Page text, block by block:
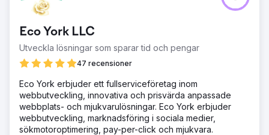
Eco York LLC
Utveckla lösningar som sparar tid och pengar
47 recensioner
Eco York erbjuder ett fullserviceföretag inom
webbutveckling, innovativa och prisvärda anpassade
webbplats- och mjukvarulösningar. Eco York erbjuder
webbutveckling, marknadsföring i sociala medier,
sökmotoroptimering, pay-per-click och mjukvara.